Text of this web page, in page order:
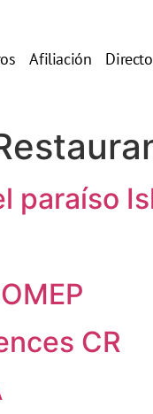
Afiliación
paraíso
CR